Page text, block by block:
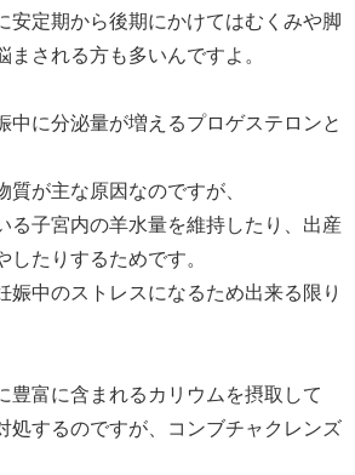
安定期から後期にかけてはむくみや脚
まされる方も多いんですよ。
中に分泌量が増えるプロゲステロンと
が主な原因なのですが、
る子宮内の羊水量を維持したり、出産
たりするためです。
娠中のストレスになるため出来る限り
豊富に含まれるカリウムを摂取して
処するのですが、コンブチャクレンズ